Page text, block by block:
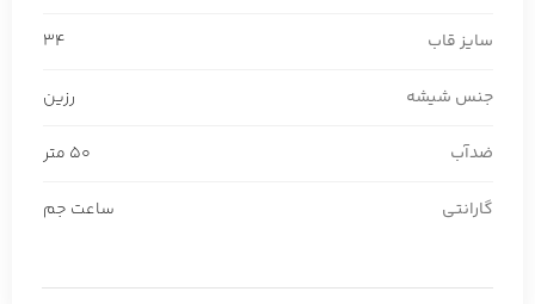
سایز قاب 34
جنس شیشه رزین
ضدآب 50 متر
گارانتی ساعت جم